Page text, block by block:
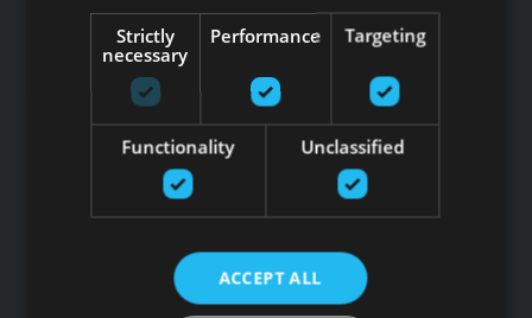
info@gfitness.lv
Юридический адрес: Бривибас гатве 439, Рига, LV-1024
Регистрационный номер 44103017158 НДС №
LV44103017158
АО SEB banka LV92UNLA0004007467819 , SWIFT: UNLALV2X
НОВОСТИ GFITNESS В ВАШЕЙ ЭЛЕКТРОННОЙ
Strictly
necessary
Performance Targeting
Functionality Unclassified
ACCEPT ALL